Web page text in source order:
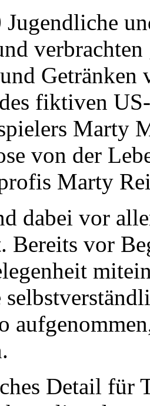
Getränken
fiktiven
Marty
von der
Marty
dabei vor
vor
Detail für